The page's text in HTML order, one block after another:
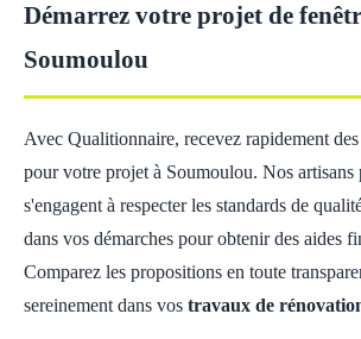
Démarrez votre projet de
Soumoulou
Avec Qualitionnaire, recevez rapidement
pour votre projet à Soumoulou. Nos artisans
s'engagent à respecter les standards de
dans vos démarches pour obtenir des aides
Comparez les propositions en toute
sereinement dans vos travaux de